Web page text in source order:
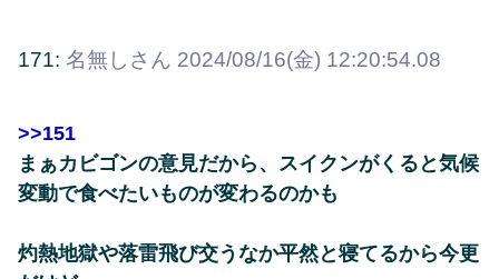
171: 名無しさん 2024/08/16(金) 12:20:54.08
>>151
まぁカビゴンの意見だから、スイクンがくると気候
変動で食べたいものが変わるのかも
灼熱地獄や落雷飛び交うなか平然と寝てるから今更